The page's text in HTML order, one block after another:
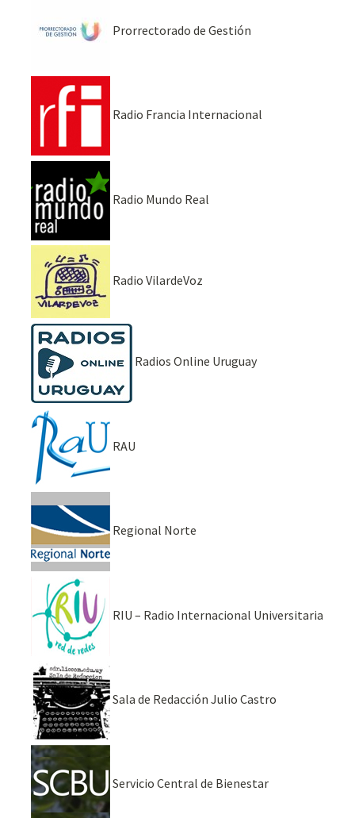
Prorrectorado de Gestión
Radio Francia Internacional
Radio Mundo Real
Radio VilardeVoz
Radios Online Uruguay
RAU
Regional Norte
RIU – Radio Internacional Universitaria
Sala de Redacción Julio Castro
Servicio Central de Bienestar